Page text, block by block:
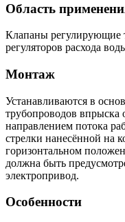
Область
Клапаны регулирующие
регуляторов расхода
Монтаж
Устанавливаются в
трубопроводов
направлением потока
стрелки нанесённой на
горизонтальном
должна быть
электропривод.
Особенности